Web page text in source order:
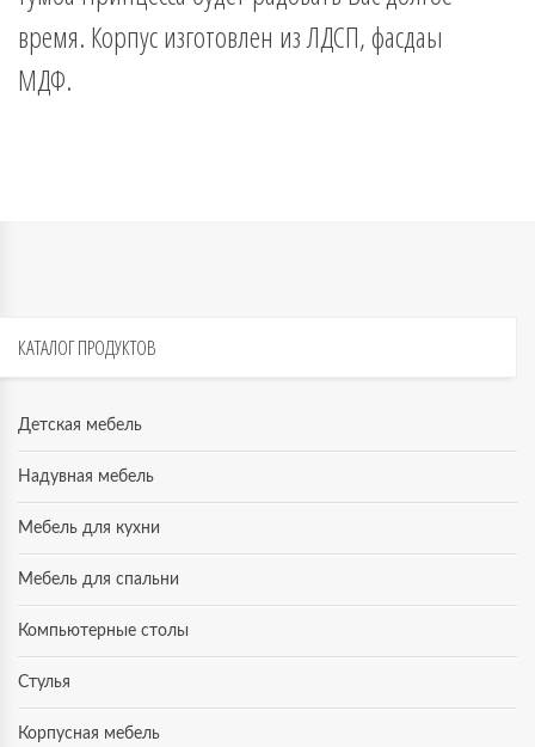
время. Корпус изготовлен из ЛДСП, фасдаы
МДФ.
КАТАЛОГПРОДУКТОВ
Детская мебель
Надувная мебель
Мебель для кухни
Мебель для спальни
Компьютерные столы
Стулья
Корпусная мебель